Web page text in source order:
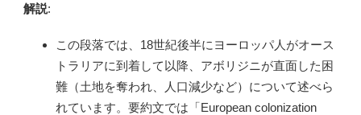
解説:
この段落では、18世紀後半にヨーロッパ人がオース
トラリアに到着して以降、アボリジニが直面した困
難（土地を奪われ、人口減少など）について述べら
れています。要約文では「European colonization